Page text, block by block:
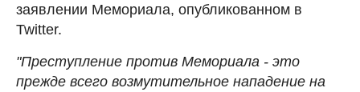
заявлении Мемориала, опубликованном в
Twitter.
"Преступление против Мемориала - это
прежде всего возмутительное нападение на